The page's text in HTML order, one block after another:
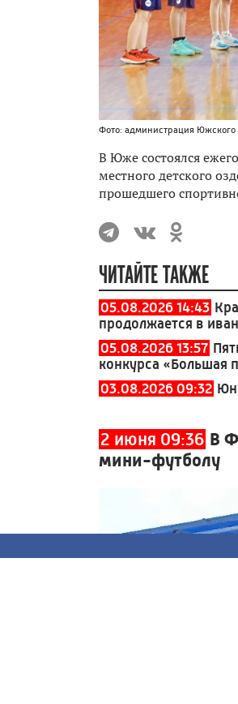
Фото: администрация Южского
В Юже состоялся
местного детского
прошедшего
ЧИТАЙТЕ ТАКЖЕ
05.08.2026 14:43
продолжается в
05.08.2026 13:57
конкурса «Большая
03.08.2026 09:32
2 июня 09:36 В
мини-футболу